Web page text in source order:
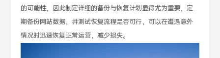
的可能性，因此制定详细的备份与恢复计划显得尤为重要，定
期备份网站数据，并测试恢复流程是否可行，可以在遭遇意外
情况时迅速恢复正常运营，减少损失。